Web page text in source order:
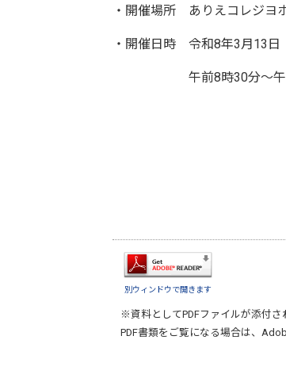
・開催場所 ありえコレジヨ
・開催日時 令和8年3月13日
午前8時30分～午
別ウィンドウで開きます
※資料としてPDFファイルが添付さ
PDF書類をご覧になる場合は、